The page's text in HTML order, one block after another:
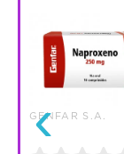
‹
GENFAR S.A.